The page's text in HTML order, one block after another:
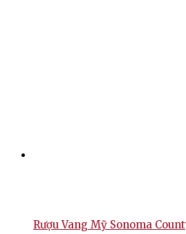
Rượu Vang Mỹ Sonoma